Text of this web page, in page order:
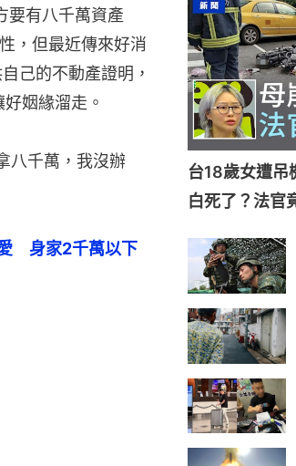
要有八千萬資產
，但最近傳來好消
己的不動產證明，
姻緣溜走。
八千萬，我沒辦
　身家2千萬以下
台18歲女遭
白死了？法官